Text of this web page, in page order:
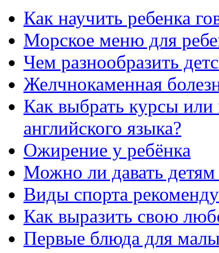
Как научить ребенка
Морское меню для
Чем разнообразить
Желчнокаменная
Как выбрать курсы
английского языка?
Ожирение у ребёнка
Можно ли давать
Виды спорта
Как выразить свою
Первые блюда для